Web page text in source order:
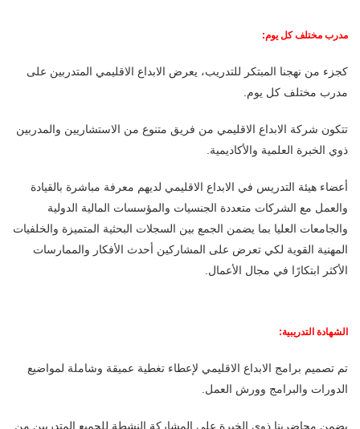
مدرب مختلف كل يوم:
كجزء من نهجنا المبتكر للتدريب، يعرض الابداع الاقليمي المتدربين على
مدرب مختلف كل يوم.
تتكون شركة الابداع الاقليمي من فريق متنوع من الاستشاريين والمدربين
ذوي الخبرة العلمية والأكاديمية.
أعضاء هيئة التدريس في الابداع الاقليمي لديهم معرفة مباشرة بالقيادة
والعمل مع الشركات متعددة الجنسيات والمؤسسات المالية الدولية
والجامعات العليا بما يضمن الجمع بين السجلات البحثية المتميزة والخلفيات
المهنية القوية لكي تعرض على المشاركين أحدث الأفكار والممارسات
الأكثر ابتكارًا في مجال الأعمال.
الشهادة التدريبية:
تم تصميم برامج الابداع الاقليمي لإعطاء تغطية عميقة وشاملة لمواضيع
الدورات والبرامج وورش العمل.
يضمن محاضرينا ذوي الخبرة على المشاركة النشطة للجميع المتدربين من